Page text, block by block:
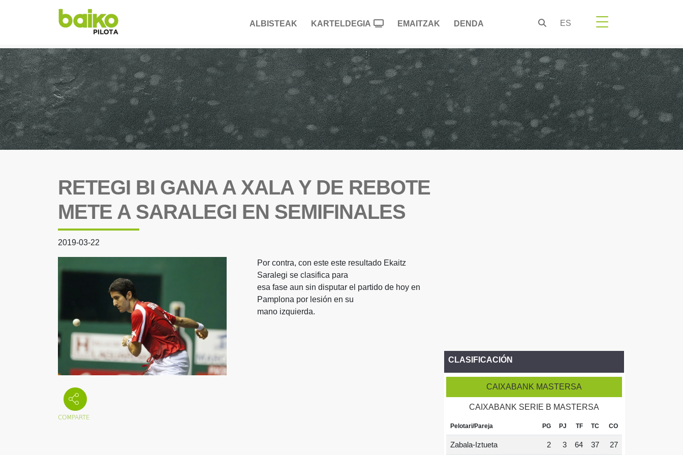
ALBISTEAK KARTELDEGIA EMAITZAK DENDA ES
RETEGI BI GANA A XALA Y DE REBOTE
METE A SARALEGI EN SEMIFINALES
2019-03-22
Por contra, con este este resultado Ekaitz
Saralegi se clasifica para
esa fase aun sin disputar el partido de hoy en
Pamplona por lesión en su
mano izquierda.
CLASIFICACIÓN
CAIXABANK MASTERSA
CAIXABANK SERIE B MASTERSA
Pelotari/Pareja PG PJ TF TC CO
Zabala-Iztueta 2 3 64 37 27